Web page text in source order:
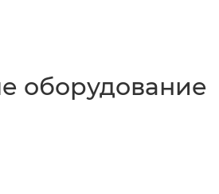
оборудование